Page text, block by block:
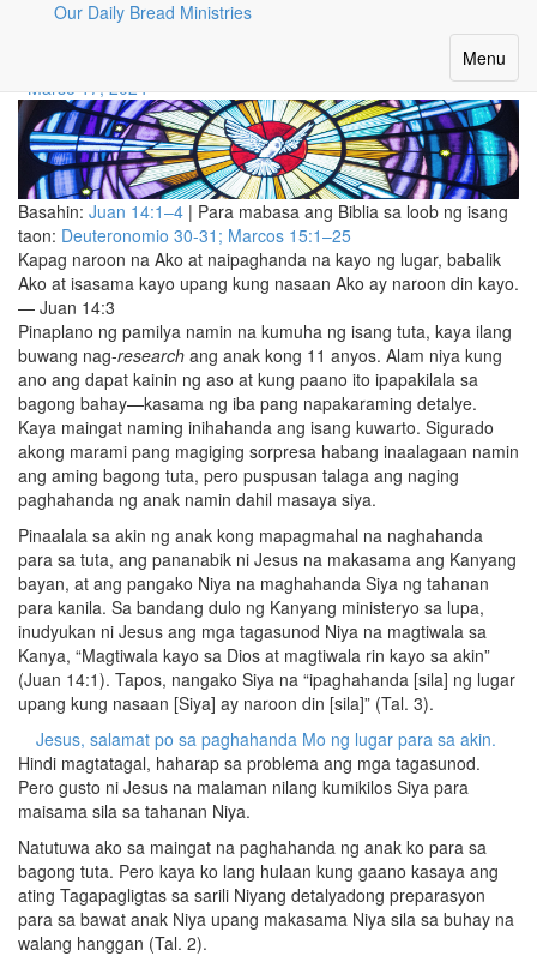
Our Daily Bread Ministries
Toggle
Menu
Marso 17, 2024
Basahin: Juan 14:1–4 | Para mabasa ang Biblia sa loob ng isang
taon: Deuteronomio 30-31; Marcos 15:1–25
Kapag naroon na Ako at naipaghanda na kayo ng lugar, babalik
Ako at isasama kayo upang kung nasaan Ako ay naroon din kayo.
— Juan 14:3
Pinaplano ng pamilya namin na kumuha ng isang tuta, kaya ilang
buwang nag-research ang anak kong 11 anyos. Alam niya kung
ano ang dapat kainin ng aso at kung paano ito ipapakilala sa
bagong bahay—kasama ng iba pang napakaraming detalye.
Kaya maingat naming inihahanda ang isang kuwarto. Sigurado
akong marami pang magiging sorpresa habang inaalagaan namin
ang aming bagong tuta, pero puspusan talaga ang naging
paghahanda ng anak namin dahil masaya siya.
Pinaalala sa akin ng anak kong mapagmahal na naghahanda
para sa tuta, ang pananabik ni Jesus na makasama ang Kanyang
bayan, at ang pangako Niya na maghahanda Siya ng tahanan
para kanila. Sa bandang dulo ng Kanyang ministeryo sa lupa,
inudyukan ni Jesus ang mga tagasunod Niya na magtiwala sa
Kanya, “Magtiwala kayo sa Dios at magtiwala rin kayo sa akin”
(Juan 14:1). Tapos, nangako Siya na “ipaghahanda [sila] ng lugar
upang kung nasaan [Siya] ay naroon din [sila]” (Tal. 3).
Jesus, salamat po sa paghahanda Mo ng lugar para sa akin.
Hindi magtatagal, haharap sa problema ang mga tagasunod.
Pero gusto ni Jesus na malaman nilang kumikilos Siya para
maisama sila sa tahanan Niya.
Natutuwa ako sa maingat na paghahanda ng anak ko para sa
bagong tuta. Pero kaya ko lang hulaan kung gaano kasaya ang
ating Tagapagligtas sa sarili Niyang detalyadong preparasyon
para sa bawat anak Niya upang makasama Niya sila sa buhay na
walang hanggan (Tal. 2).